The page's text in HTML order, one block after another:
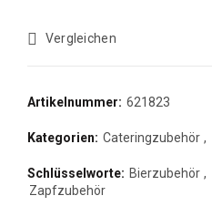
Vergleichen
Artikelnummer: 621823
Kategorien: Cateringzubehör ,
Schlüsselworte: Bierzubehör ,
Zapfzubehör